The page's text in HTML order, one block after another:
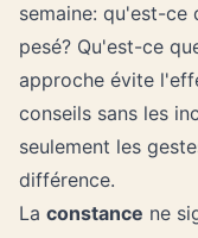
semaine: qu'est-ce
pesé? Qu'est-ce
approche évite
conseils sans les
seulement les
différence.
La constance ne